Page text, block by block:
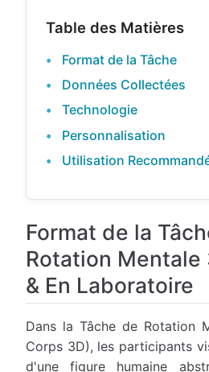
Table des Matières
Format de la Tâche
Données Collectées
Technologie
Personnalisation
Utilisation
Format de la
Rotation Mentale
& En Laboratoire
Dans la Tâche de Rotation
Corps 3D), les participants
d'une figure humaine